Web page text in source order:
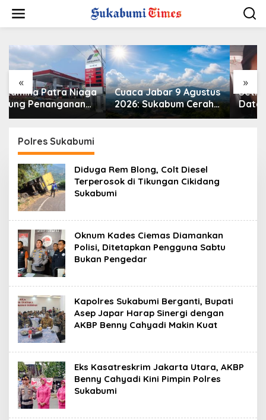
w
« »
Cuaca Jabar 9 Agustus
2026: Sukabum Cerah
Berawan, Suhu Capai
Setiap Tahun LKS
Datang, Pertanyaan
Lama Tak Pernah
Polres Sukabumi
Diduga Rem Blong, Colt Diesel
Terperosok di Tikungan Cikidang
Sukabumi
Oknum Kades Ciemas Diamankan
Polisi, Ditetapkan Pengguna Sabtu
Bukan Pengedar
Kapolres Sukabumi Berganti, Bupati
Asep Japar Harap Sinergi dengan
AKBP Benny Cahyadi Makin Kuat
Eks Kasatreskrim Jakarta Utara, AKBP
Benny Cahyadi Kini Pimpin Polres
Sukabumi